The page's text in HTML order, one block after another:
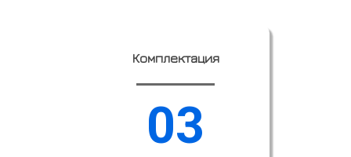
Комплектация
03